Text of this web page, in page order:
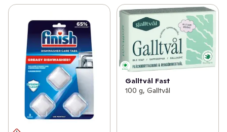
Galltvål Fast
100 g, Galltvål